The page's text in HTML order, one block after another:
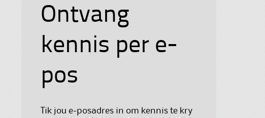
Ontvang
kennis per e-
pos
Tik jou e-posadres in om kennis te kry